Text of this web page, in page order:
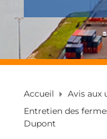
Accueil
Avis aux
Entretien des
Dupont